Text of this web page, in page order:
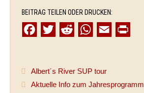
BEITRAG TEILEN ODER DRUCKEN:
e
b
t
d
i
W
s
l
t
Albert´s River SUP tour
Aktuelle Info zum Jahresprogramm